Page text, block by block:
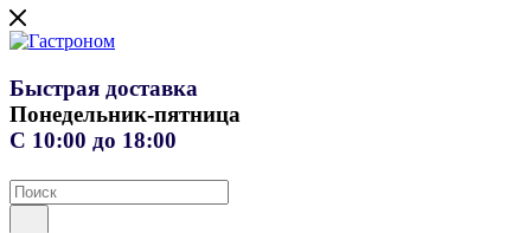
Быстрая доставка
Понедельник-пятница
С 10:00 до 18:00